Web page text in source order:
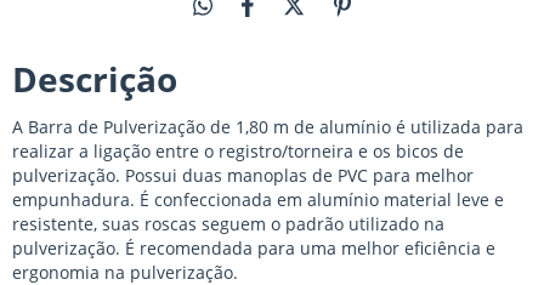
Descrição
A Barra de Pulverização de 1,80 m de alumínio é utilizada para
realizar a ligação entre o registro/torneira e os bicos de
pulverização. Possui duas manoplas de PVC para melhor
empunhadura. É confeccionada em alumínio material leve e
resistente, suas roscas seguem o padrão utilizado na
pulverização. É recomendada para uma melhor eficiência e
ergonomia na pulverização.